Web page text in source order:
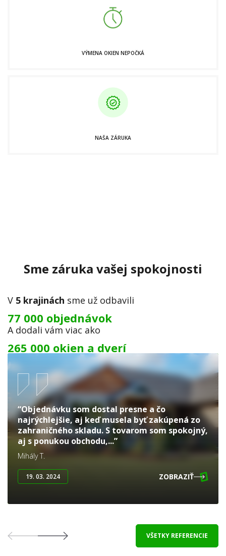
VÝMENA OKIEN NEPOČKÁ
NAŠA ZÁRUKA
Sme záruka vašej spokojnosti
V 5 krajinách sme už odbavili
77 000 objednávok
A dodali vám viac ako
265 000 okien a dverí
“Objednávku som dostal presne a čo
najrýchlejšie, aj keď musela byť zakúpená zo
zahraničného skladu. S tovarom som spokojný,
aj s ponukou obchodu,...”
Mihály T.
19. 03. 2024 ZOBRAZIŤ
VŠETKY REFERENCIE